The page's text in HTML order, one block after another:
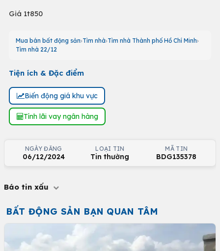
Giá 1t850
Mua bán bất động sản Tìm nhà Tìm nhà Thành phố Hồ Chí Minh
Tìm nhà 22/12
Tiện ích & Đặc điểm
Biến động giá khu vực
Tính lãi vay ngân hàng
NGÀY ĐĂNG
06/12/2024
LOẠI TIN
Tin thường
MÃ TIN
BDG135378
Báo tin xấu
BẤT ĐỘNG SẢN BẠN QUAN TÂM